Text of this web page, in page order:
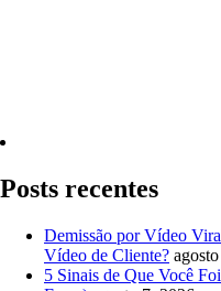
Posts recentes
Demissão por Vídeo
Vídeo de Cliente?
5 Sinais de Que Você